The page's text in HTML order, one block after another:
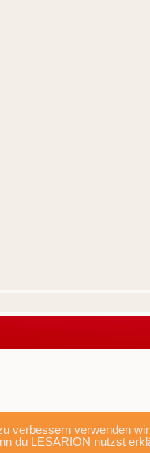
verbessern verwenden
du LESARION nutzst